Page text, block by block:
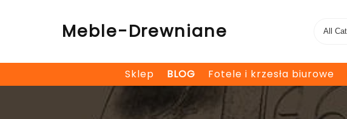
Meble-Drewniane
Search
Sklep BLOG Fotele i krzesła biurowe